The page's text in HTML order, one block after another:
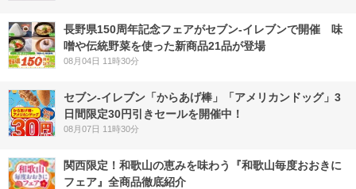
長野県150周年記念フェアがセブン-イレブンで開催 味
噌や伝統野菜を使った新商品21品が登場
08月04日 11時30分
セブン‐イレブン「からあげ棒」「アメリカンドッグ」3
日間限定30円引きセールを開催中！
08月07日 11時30分
関西限定！和歌山の恵みを味わう『和歌山毎度おおきに
フェア』全商品徹底紹介